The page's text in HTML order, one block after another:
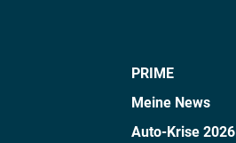
PRIME
Meine News
Auto-Krise 2026